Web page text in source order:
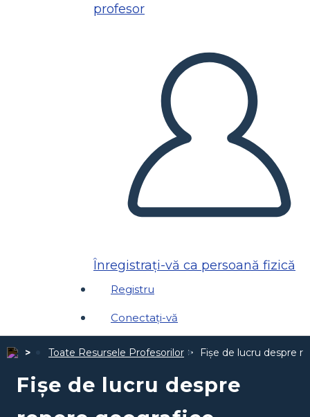
profesor
Înregistrați-vă ca persoană fizică
Registru
Conectați-vă
Toate Resursele Profesorilor Fișe de lucru despre
Fișe de lucru despre